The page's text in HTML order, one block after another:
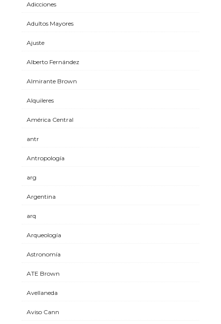
Adicciones
Adultos Mayores
Ajuste
Alberto Fernández
Almirante Brown
Alquileres
América Central
antr
Antropología
arg
Argentina
arq
Arqueología
Astronomía
ATE Brown
Avellaneda
Aviso Cann